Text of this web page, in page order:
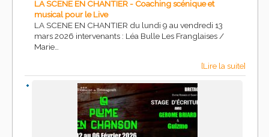
LA SCENE EN CHANTIER - Coaching scénique et
musical pour le Live
LA SCENE EN CHANTIER du lundi 9 au vendredi 13
mars 2026 intervenants : Léa Bulle Les Franglaises /
Marie…
[Lire la suite]